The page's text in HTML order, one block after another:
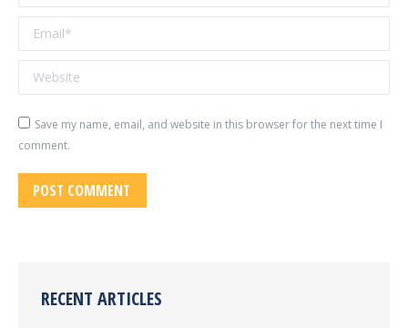
Email *
Website
Save my name, email, and website in this browser for the next time I
comment.
POST COMMENT
RECENT ARTICLES